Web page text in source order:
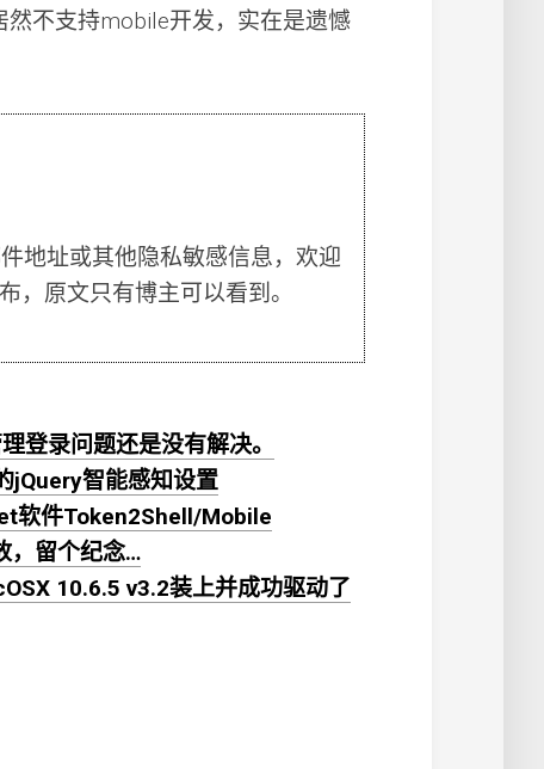
不支持mobile开发，实在是遗憾
地址或其他隐私敏感信息，欢迎
，原文只有博主可以看到。
登录问题还是没有解决。
jQuery智能感知设置
软件Token2Shell/Mobile
，留个纪念…
10.6.5 v3.2装上并成功驱动了